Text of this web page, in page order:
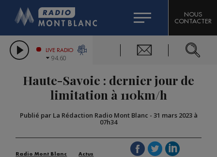
LES CHRONIQUES DE L'EXPERT
CITIZEN MACHINERY
GRAND MASSIF DOMAINES SKIABLES
BIGARD
COMPAGNIE DU MONT-BLANC
NOUS
CONTACTER
LIVE RADIO
94.60
Haute-Savoie : dernier jour de
limitation à 110km/h
Publié par La Rédaction Radio Mont Blanc - 31 mars 2023 à
07h34
Radio Mont Blanc
Actus